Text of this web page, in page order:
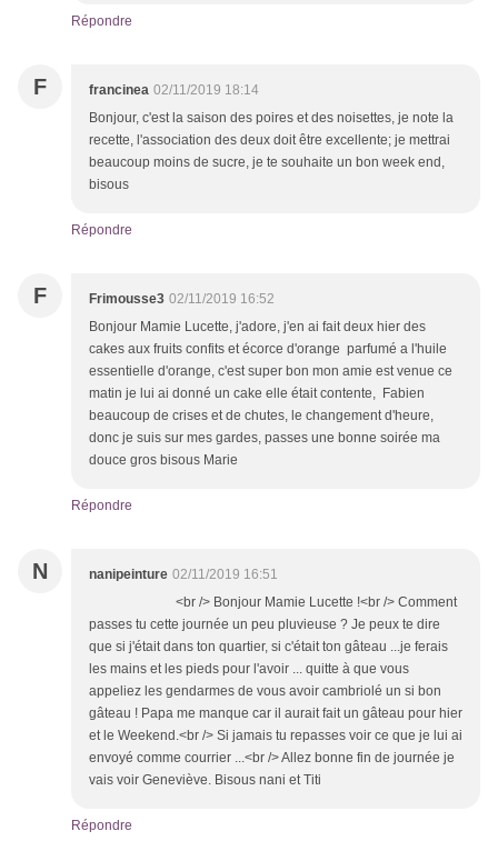
Répondre
F francinea 02/11/2019 18:14
Bonjour, c'est la saison des poires et des noisettes, je note la
recette, l'association des deux doit être excellente; je mettrai
beaucoup moins de sucre, je te souhaite un bon week end,
bisous
Répondre
F Frimousse3 02/11/2019 16:52
Bonjour Mamie Lucette, j'adore, j'en ai fait deux hier des
cakes aux fruits confits et écorce d'orange parfumé a l'huile
essentielle d'orange, c'est super bon mon amie est venue ce
matin je lui ai donné un cake elle était contente, Fabien
beaucoup de crises et de chutes, le changement d'heure,
donc je suis sur mes gardes, passes une bonne soirée ma
douce gros bisous Marie
Répondre
N nanipeinture 02/11/2019 16:51
<br /> Bonjour Mamie Lucette !<br /> Comment
passes tu cette journée un peu pluvieuse ? Je peux te dire
que si j'était dans ton quartier, si c'était ton gâteau ...je ferais
les mains et les pieds pour l'avoir ... quitte à que vous
appeliez les gendarmes de vous avoir cambriolé un si bon
gâteau ! Papa me manque car il aurait fait un gâteau pour hier
et le Weekend.<br /> Si jamais tu repasses voir ce que je lui ai
envoyé comme courrier ...<br /> Allez bonne fin de journée je
vais voir Geneviève. Bisous nani et Titi
Répondre